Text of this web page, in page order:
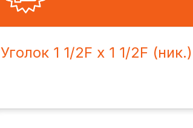
Уголок 1 1/2F х 1 1/2F (ник.)